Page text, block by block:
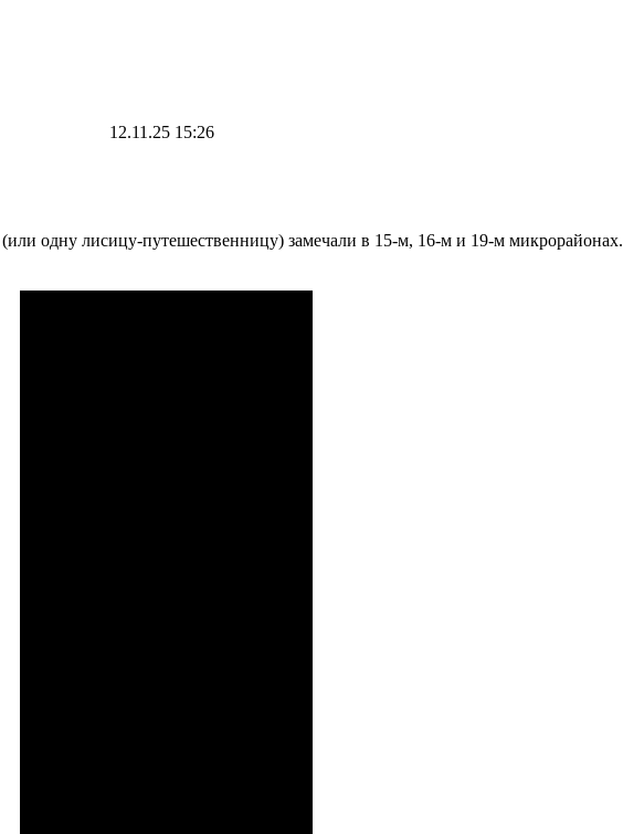
12.11.25 15:26
одну лисицу-путешественницу) замечали в 15-м, 16-м и 19-м микрорайонах.